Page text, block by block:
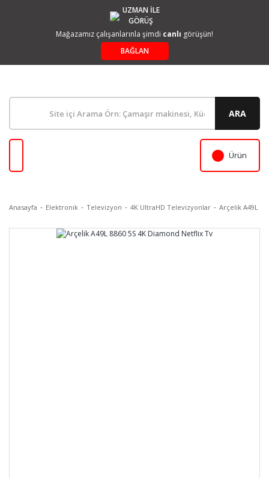
UZMAN İLE
GÖRÜŞ
Mağazamız çalışanlarınla şimdi canlı görüşün!
BAĞLAN
ARA
Ürün
Anasayfa Elektronik Televizyon 4K UltraHD Televizyonlar Arçelik A49L